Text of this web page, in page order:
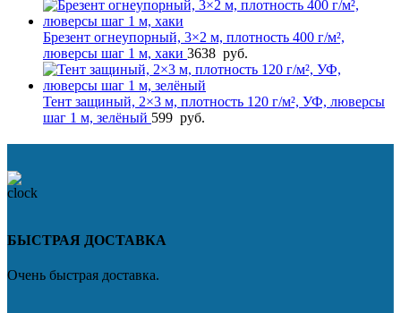
Брезент огнеупорный, 3×2 м, плотность 400 г/м²,
люверсы шаг 1 м, хаки 3638 руб.
Тент защиный, 2×3 м, плотность 120 г/м², УФ, люверсы
шаг 1 м, зелёный 599 руб.
БЫСТРАЯ ДОСТАВКА
Очень быстрая доставка.